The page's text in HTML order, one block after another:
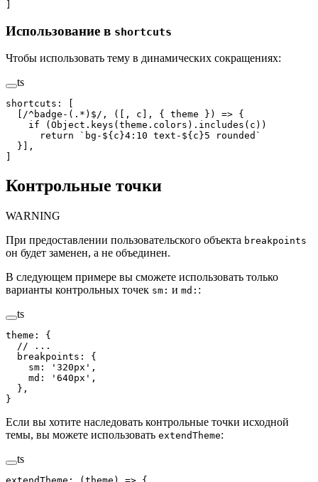
Использование в shortcuts
Чтобы использовать тему в динамических сокращениях:
ts
shortcuts :
/^badge- ( . * ) $/ , ([, c ], { theme }) => {
    if
( Object . keys ( theme . colors ). includes ( c ))
      return
` bg- ${ c }4:10 text- ${ c }5 rounded `
  }],
Контрольные точки
WARNING
При предоставлении пользовательского объекта breakpoints
он будет заменен, а не объединен.
В следующем примере вы сможете использовать только
варианты контрольных точек sm: и md: :
ts
theme :
{
  // ...
  breakpoints
:
{
    sm
: ' 320px ' ,
    md
: ' 640px ' ,
  },
}
Если вы хотите наследовать контрольные точки исходной
темы, вы можете использовать extendTheme:
ts